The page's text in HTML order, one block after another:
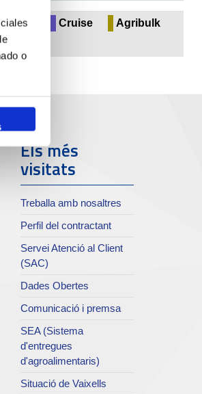
o
Cruise
Agribulk
Els més
visitats
Treballa amb nosaltres
Perfil del contractant
Servei Atenció al Client
(SAC)
Dades Obertes
Comunicació i premsa
SEA (Sistema
d'entregues
d'agroalimentaris)
Situació de Vaixells